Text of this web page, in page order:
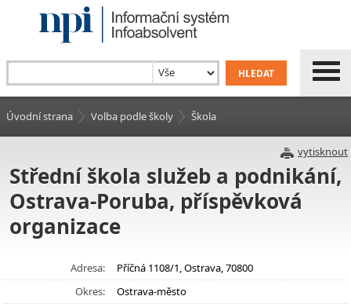
Úvodní strana Volba podle školy Škola
vytisknout
Střední škola služeb a podnikání,
Ostrava-Poruba, příspěvková
organizace
Adresa:
Příčná 1108/1, Ostrava, 70800
Okres:
Ostrava-město